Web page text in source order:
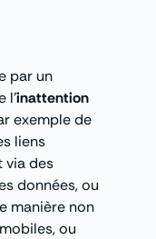
par un
l’inattention
exemple de
liens
via des
données, ou
manière non
ou